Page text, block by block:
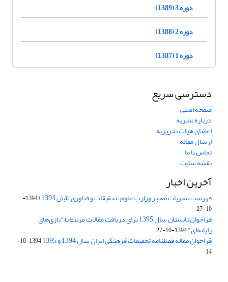
دوره 3 (1389)
دوره 2 (1388)
دوره 1 (1387)
دسترسی سریع
صفحه اصلی
درباره نشریه
اعضای هیات تحریریه
ارسال مقاله
تماس با ما
نقشه سایت
آخرین اخبار
فهرست نشریات معتبر وزارت علوم، تحقیقات و فناوری (آبان 1394)
1394-
10-27
فراخوان تابستان سال 1395 برای دریافت مقالات مرتبط با "بازی‌های
رایانه‌ای"1394-10-27
فراخوان مقاله فصلنامه تحقیقات فرهنگی ایران سال 1394 و 1395
1394-10-
14